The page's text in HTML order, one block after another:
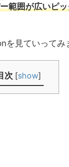
範囲が広いピ
見ていってみ
次 [show]